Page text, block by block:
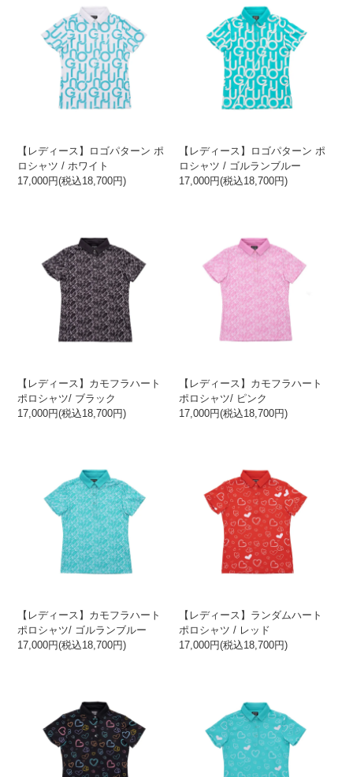
【レディース】ロゴパターン ポ
ロシャツ / ホワイト
17,000円(税込18,700円)
【レディース】ロゴパターン ポ
ロシャツ / ゴルランブルー
17,000円(税込18,700円)
【レディース】カモフラハート
ポロシャツ/ ブラック
17,000円(税込18,700円)
【レディース】カモフラハート
ポロシャツ/ ピンク
17,000円(税込18,700円)
【レディース】カモフラハート
ポロシャツ/ ゴルランブルー
17,000円(税込18,700円)
【レディース】ランダムハート
ポロシャツ / レッド
17,000円(税込18,700円)